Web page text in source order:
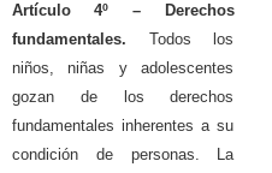
Artículo 4º –
Derechos
fundamentales. Todos los
niños, niñas y adolescentes
gozan de los derechos
fundamentales inherentes a su
condición de personas. La